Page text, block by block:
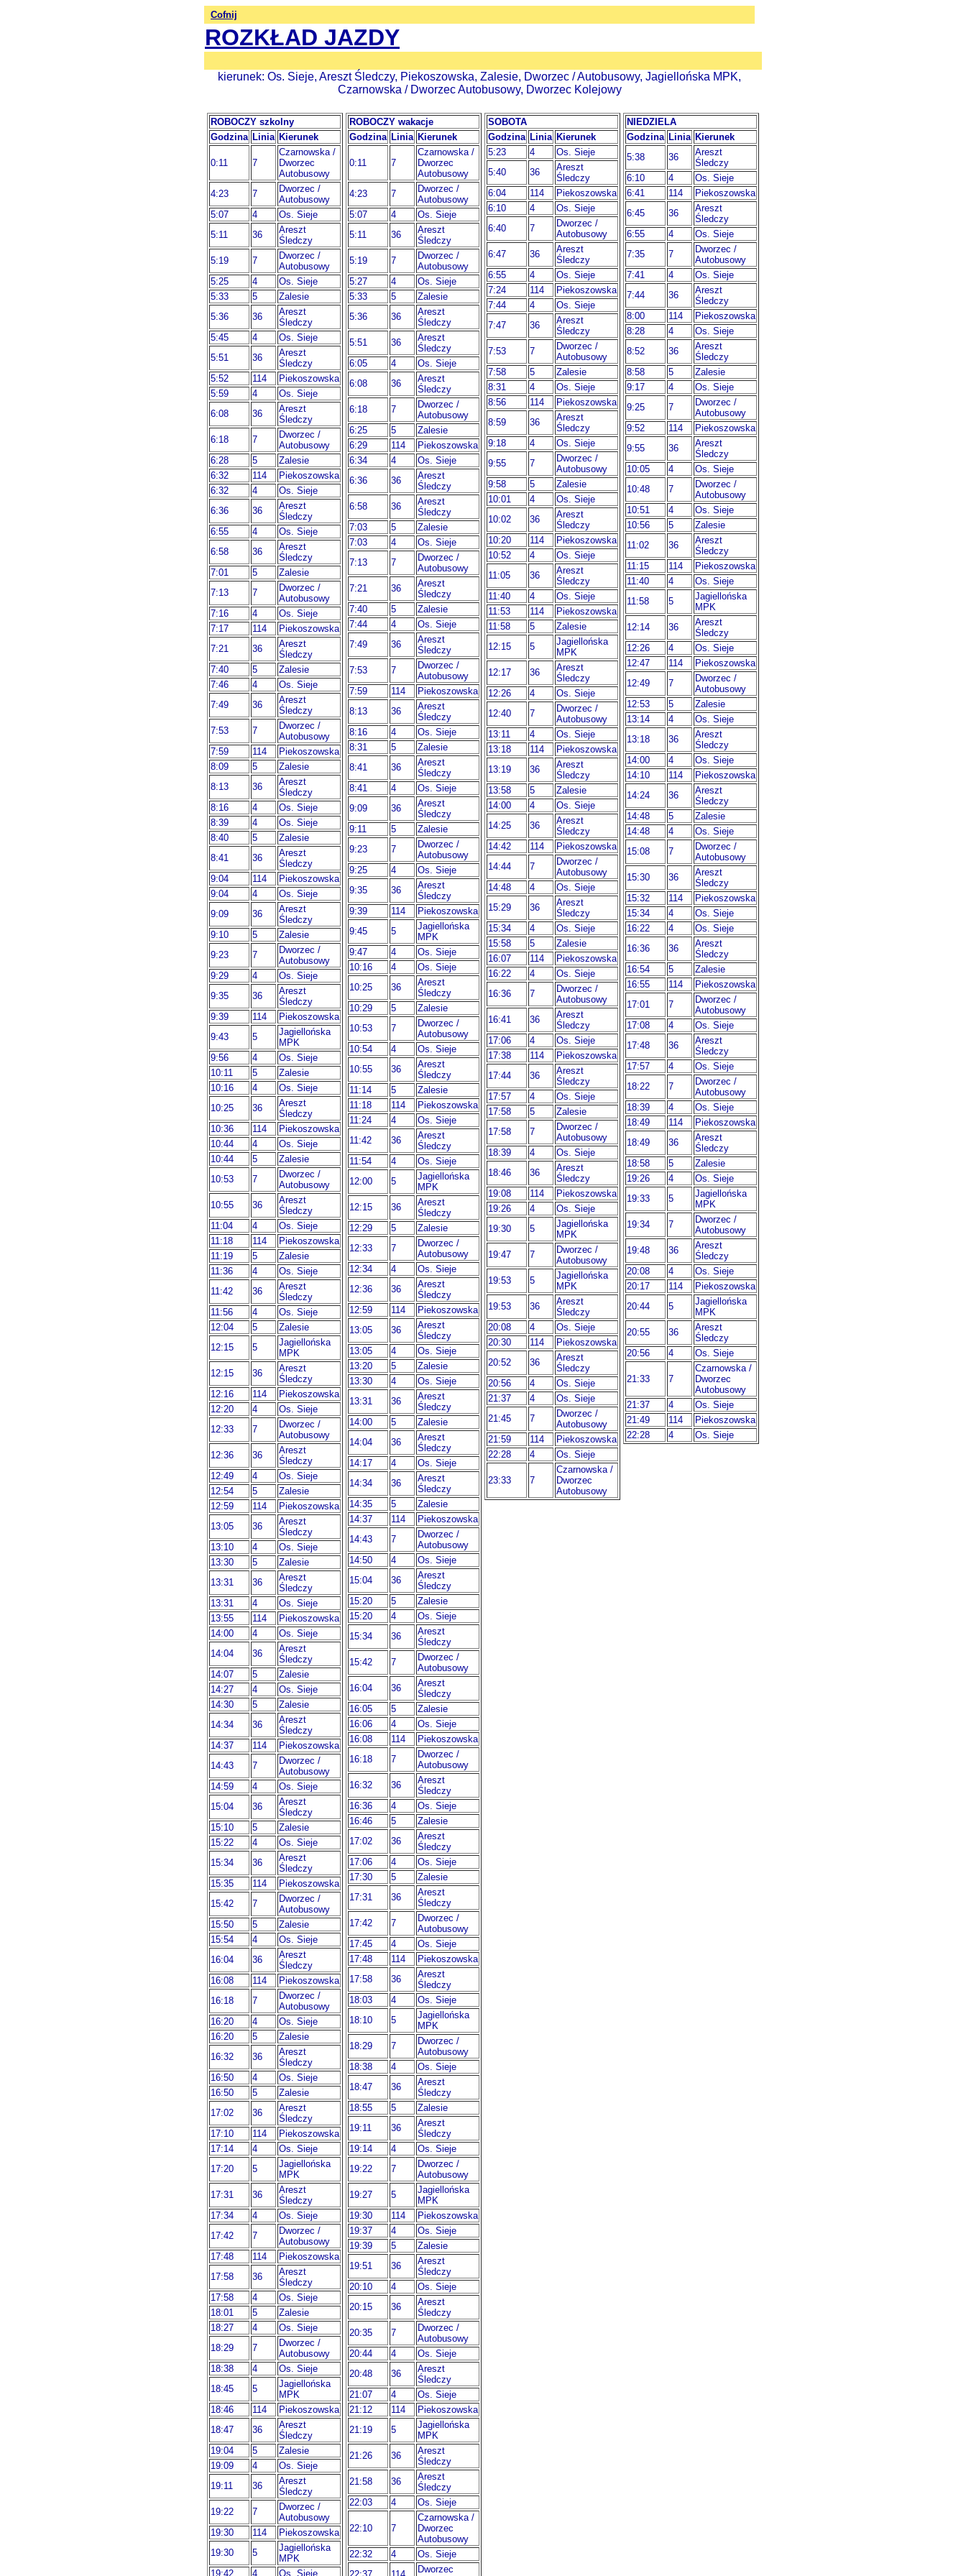
Cofnij
ROZKŁAD JAZDY
kierunek: Os. Sieje, Areszt Śledczy, Piekoszowska, Zalesie, Dworzec / Autobusowy, Jagiellońska MPK,
Czarnowska / Dworzec Autobusowy, Dworzec Kolejowy
ROBOCZY szkolny
Godzina Linia Kierunek
0:11 7
Czarnowska /
Dworzec
Autobusowy
4:23
7
Dworzec /
Autobusowy
5:07
4
Os. Sieje
5:11
36
Areszt
Śledczy
5:19
7
Dworzec /
Autobusowy
5:25
4
Os. Sieje
5:33
5
Zalesie
5:36
36
Areszt
Śledczy
5:45
4
Os. Sieje
5:51
36
Areszt
Śledczy
5:52
114
Piekoszowska
5:59
4
Os. Sieje
6:08
36
Areszt
Śledczy
6:18
7
Dworzec /
Autobusowy
6:28
5
Zalesie
6:32
114
Piekoszowska
6:32
4
Os. Sieje
6:36
36
Areszt
Śledczy
6:55
4
Os. Sieje
6:58
36
Areszt
Śledczy
7:01
5
Zalesie
7:13
7
Dworzec /
Autobusowy
7:16
4
Os. Sieje
7:17
114
Piekoszowska
7:21
36
Areszt
Śledczy
7:40
5
Zalesie
7:46
4
Os. Sieje
7:49
36
Areszt
Śledczy
7:53
7
Dworzec /
Autobusowy
7:59
114
Piekoszowska
8:09
5
Zalesie
8:13
36
Areszt
Śledczy
8:16
4
Os. Sieje
8:39
4
Os. Sieje
8:40
5
Zalesie
8:41
36
Areszt
Śledczy
9:04
114
Piekoszowska
9:04
4
Os. Sieje
9:09
36
Areszt
Śledczy
9:10
5
Zalesie
9:23
7
Dworzec /
Autobusowy
9:29
4
Os. Sieje
9:35
36
Areszt
Śledczy
9:39
114
Piekoszowska
9:43
5
Jagiellońska
MPK
9:56
4
Os. Sieje
10:11
5
Zalesie
10:16
4
Os. Sieje
10:25
36
Areszt
Śledczy
10:36
114
Piekoszowska
10:44
4
Os. Sieje
10:44
5
Zalesie
10:53
7
Dworzec /
Autobusowy
10:55
36
Areszt
Śledczy
11:04
4
Os. Sieje
11:18
114
Piekoszowska
11:19
5
Zalesie
11:36
4
Os. Sieje
11:42
36
Areszt
Śledczy
11:56
4
Os. Sieje
12:04
5
Zalesie
12:15
5
Jagiellońska
MPK
12:15
36
Areszt
Śledczy
12:16
114
Piekoszowska
12:20
4
Os. Sieje
12:33
7
Dworzec /
Autobusowy
12:36
36
Areszt
Śledczy
12:49
4
Os. Sieje
12:54
5
Zalesie
12:59
114
Piekoszowska
13:05
36
Areszt
Śledczy
13:10
4
Os. Sieje
13:30
5
Zalesie
13:31
36
Areszt
Śledczy
13:31
4
Os. Sieje
13:55
114
Piekoszowska
14:00
4
Os. Sieje
14:04
36
Areszt
Śledczy
14:07
5
Zalesie
14:27
4
Os. Sieje
14:30
5
Zalesie
14:34
36
Areszt
Śledczy
14:37
114
Piekoszowska
14:43
7
Dworzec /
Autobusowy
14:59
4
Os. Sieje
15:04
36
Areszt
Śledczy
15:10
5
Zalesie
15:22
4
Os. Sieje
15:34
36
Areszt
Śledczy
15:35
114
Piekoszowska
15:42
7
Dworzec /
Autobusowy
15:50
5
Zalesie
15:54
4
Os. Sieje
16:04
36
Areszt
Śledczy
16:08
114
Piekoszowska
16:18
7
Dworzec /
Autobusowy
16:20
4
Os. Sieje
16:20
5
Zalesie
16:32
36
Areszt
Śledczy
16:50
4
Os. Sieje
16:50
5
Zalesie
17:02
36
Areszt
Śledczy
17:10
114
Piekoszowska
17:14
4
Os. Sieje
17:20
5
Jagiellońska
MPK
17:31
36
Areszt
Śledczy
17:34
4
Os. Sieje
17:42
7
Dworzec /
Autobusowy
17:48
114
Piekoszowska
17:58
36
Areszt
Śledczy
17:58
4
Os. Sieje
18:01
5
Zalesie
18:27
4
Os. Sieje
18:29
7
Dworzec /
Autobusowy
18:38
4
Os. Sieje
18:45
5
Jagiellońska
MPK
18:46
114
Piekoszowska
18:47
36
Areszt
Śledczy
19:04
5
Zalesie
19:09
4
Os. Sieje
19:11
36
Areszt
Śledczy
19:22
7
Dworzec /
Autobusowy
19:30
114
Piekoszowska
19:30
5
Jagiellońska
MPK
19:42
4 Os. Sieje
ROBOCZY wakacje
Godzina Linia Kierunek
0:11 7
Czarnowska /
Dworzec
Autobusowy
4:23
7
Dworzec /
Autobusowy
5:07
4
Os. Sieje
5:11
36
Areszt
Śledczy
5:19
7
Dworzec /
Autobusowy
5:27
4
Os. Sieje
5:33
5
Zalesie
5:36
36
Areszt
Śledczy
5:51
36
Areszt
Śledczy
6:05
4
Os. Sieje
6:08
36
Areszt
Śledczy
6:18
7
Dworzec /
Autobusowy
6:25
5
Zalesie
6:29
114
Piekoszowska
6:34
4
Os. Sieje
6:36
36
Areszt
Śledczy
6:58
36
Areszt
Śledczy
7:03
5
Zalesie
7:03
4
Os. Sieje
7:13
7
Dworzec /
Autobusowy
7:21
36
Areszt
Śledczy
7:40
5
Zalesie
7:44
4
Os. Sieje
7:49
36
Areszt
Śledczy
7:53
7
Dworzec /
Autobusowy
7:59
114
Piekoszowska
8:13
36
Areszt
Śledczy
8:16
4
Os. Sieje
8:31
5
Zalesie
8:41
36
Areszt
Śledczy
8:41
4
Os. Sieje
9:09
36
Areszt
Śledczy
9:11
5
Zalesie
9:23
7
Dworzec /
Autobusowy
9:25
4
Os. Sieje
9:35
36
Areszt
Śledczy
9:39
114
Piekoszowska
9:45
5
Jagiellońska
MPK
9:47
4
Os. Sieje
10:16
4
Os. Sieje
10:25
36
Areszt
Śledczy
10:29
5
Zalesie
10:53
7
Dworzec /
Autobusowy
10:54
4
Os. Sieje
10:55
36
Areszt
Śledczy
11:14
5
Zalesie
11:18
114
Piekoszowska
11:24
4
Os. Sieje
11:42
36
Areszt
Śledczy
11:54
4
Os. Sieje
12:00
5
Jagiellońska
MPK
12:15
36
Areszt
Śledczy
12:29
5
Zalesie
12:33
7
Dworzec /
Autobusowy
12:34
4
Os. Sieje
12:36
36
Areszt
Śledczy
12:59
114
Piekoszowska
13:05
36
Areszt
Śledczy
13:05
4
Os. Sieje
13:20
5
Zalesie
13:30
4
Os. Sieje
13:31
36
Areszt
Śledczy
14:00
5
Zalesie
14:04
36
Areszt
Śledczy
14:17
4
Os. Sieje
14:34
36
Areszt
Śledczy
14:35
5
Zalesie
14:37
114
Piekoszowska
14:43
7
Dworzec /
Autobusowy
14:50
4
Os. Sieje
15:04
36
Areszt
Śledczy
15:20
5
Zalesie
15:20
4
Os. Sieje
15:34
36
Areszt
Śledczy
15:42
7
Dworzec /
Autobusowy
16:04
36
Areszt
Śledczy
16:05
5
Zalesie
16:06
4
Os. Sieje
16:08
114
Piekoszowska
16:18
7
Dworzec /
Autobusowy
16:32
36
Areszt
Śledczy
16:36
4
Os. Sieje
16:46
5
Zalesie
17:02
36
Areszt
Śledczy
17:06
4
Os. Sieje
17:30
5
Zalesie
17:31
36
Areszt
Śledczy
17:42
7
Dworzec /
Autobusowy
17:45
4
Os. Sieje
17:48
114
Piekoszowska
17:58
36
Areszt
Śledczy
18:03
4
Os. Sieje
18:10
5
Jagiellońska
MPK
18:29
7
Dworzec /
Autobusowy
18:38
4
Os. Sieje
18:47
36
Areszt
Śledczy
18:55
5
Zalesie
19:11
36
Areszt
Śledczy
19:14
4
Os. Sieje
19:22
7
Dworzec /
Autobusowy
19:27
5
Jagiellońska
MPK
19:30
114
Piekoszowska
19:37
4
Os. Sieje
19:39
5
Zalesie
19:51
36
Areszt
Śledczy
20:10
4
Os. Sieje
20:15
36
Areszt
Śledczy
20:35
7
Dworzec /
Autobusowy
20:44
4
Os. Sieje
20:48
36
Areszt
Śledczy
21:07
4
Os. Sieje
21:12
114
Piekoszowska
21:19
5
Jagiellońska
MPK
21:26
36
Areszt
Śledczy
21:58
36
Areszt
Śledczy
22:03
4 Os. Sieje
22:10 7
Czarnowska /
Dworzec
Autobusowy
22:32
4
Os. Sieje
Dworzec
SOBOTA
Godzina Linia Kierunek
5:23
4
Os. Sieje
5:40
36
Areszt
Śledczy
6:04
114
Piekoszowska
6:10
4
Os. Sieje
6:40
7
Dworzec /
Autobusowy
6:47
36
Areszt
Śledczy
6:55
4
Os. Sieje
7:24
114
Piekoszowska
7:44
4
Os. Sieje
7:47
36
Areszt
Śledczy
7:53
7
Dworzec /
Autobusowy
7:58
5
Zalesie
8:31
4
Os. Sieje
8:56
114
Piekoszowska
8:59
36
Areszt
Śledczy
9:18
4
Os. Sieje
9:55
7
Dworzec /
Autobusowy
9:58
5
Zalesie
10:01
4
Os. Sieje
10:02
36
Areszt
Śledczy
10:20
114
Piekoszowska
10:52
4
Os. Sieje
11:05
36
Areszt
Śledczy
11:40
4
Os. Sieje
11:53
114
Piekoszowska
11:58
5
Zalesie
12:15
5
Jagiellońska
MPK
12:17
36
Areszt
Śledczy
12:26
4
Os. Sieje
12:40
7
Dworzec /
Autobusowy
13:11
4
Os. Sieje
13:18
114
Piekoszowska
13:19
36
Areszt
Śledczy
13:58
5
Zalesie
14:00
4
Os. Sieje
14:25
36
Areszt
Śledczy
14:42
114
Piekoszowska
14:44
7
Dworzec /
Autobusowy
14:48
4
Os. Sieje
15:29
36
Areszt
Śledczy
15:34
4
Os. Sieje
15:58
5
Zalesie
16:07
114
Piekoszowska
16:22
4
Os. Sieje
16:36
7
Dworzec /
Autobusowy
16:41
36
Areszt
Śledczy
17:06
4
Os. Sieje
17:38
114
Piekoszowska
17:44
36
Areszt
Śledczy
17:57
4
Os. Sieje
17:58
5
Zalesie
17:58
7
Dworzec /
Autobusowy
18:39
4
Os. Sieje
18:46
36
Areszt
Śledczy
19:08
114
Piekoszowska
19:26
4
Os. Sieje
19:30
5
Jagiellońska
MPK
19:47
7
Dworzec /
Autobusowy
19:53
5
Jagiellońska
MPK
19:53
36
Areszt
Śledczy
20:08
4
Os. Sieje
20:30
114
Piekoszowska
20:52
36
Areszt
Śledczy
20:56
4
Os. Sieje
21:37
4
Os. Sieje
21:45
7
Dworzec /
Autobusowy
21:59
114
Piekoszowska
22:28
4 Os. Sieje
23:33 7
Czarnowska /
Dworzec
Autobusowy
NIEDZIELA
Godzina Linia Kierunek
5:38
36
Areszt
Śledczy
6:10
4
Os. Sieje
6:41
114
Piekoszowska
6:45
36
Areszt
Śledczy
6:55
4
Os. Sieje
7:35
7
Dworzec /
Autobusowy
7:41
4
Os. Sieje
7:44
36
Areszt
Śledczy
8:00
114
Piekoszowska
8:28
4
Os. Sieje
8:52
36
Areszt
Śledczy
8:58
5
Zalesie
9:17
4
Os. Sieje
9:25
7
Dworzec /
Autobusowy
9:52
114
Piekoszowska
9:55
36
Areszt
Śledczy
10:05
4
Os. Sieje
10:48
7
Dworzec /
Autobusowy
10:51
4
Os. Sieje
10:56
5
Zalesie
11:02
36
Areszt
Śledczy
11:15
114
Piekoszowska
11:40
4
Os. Sieje
11:58
5
Jagiellońska
MPK
12:14
36
Areszt
Śledczy
12:26
4
Os. Sieje
12:47
114
Piekoszowska
12:49
7
Dworzec /
Autobusowy
12:53
5
Zalesie
13:14
4
Os. Sieje
13:18
36
Areszt
Śledczy
14:00
4
Os. Sieje
14:10
114
Piekoszowska
14:24
36
Areszt
Śledczy
14:48
5
Zalesie
14:48
4
Os. Sieje
15:08
7
Dworzec /
Autobusowy
15:30
36
Areszt
Śledczy
15:32
114
Piekoszowska
15:34
4
Os. Sieje
16:22
4
Os. Sieje
16:36
36
Areszt
Śledczy
16:54
5
Zalesie
16:55
114
Piekoszowska
17:01
7
Dworzec /
Autobusowy
17:08
4
Os. Sieje
17:48
36
Areszt
Śledczy
17:57
4
Os. Sieje
18:22
7
Dworzec /
Autobusowy
18:39
4
Os. Sieje
18:49
114
Piekoszowska
18:49
36
Areszt
Śledczy
18:58
5
Zalesie
19:26
4
Os. Sieje
19:33
5
Jagiellońska
MPK
19:34
7
Dworzec /
Autobusowy
19:48
36
Areszt
Śledczy
20:08
4
Os. Sieje
20:17
114
Piekoszowska
20:44
5
Jagiellońska
MPK
20:55
36
Areszt
Śledczy
20:56
4 Os. Sieje
21:33 7
Czarnowska /
Dworzec
Autobusowy
21:37
4
Os. Sieje
21:49
114
Piekoszowska
22:28
4 Os. Sieje